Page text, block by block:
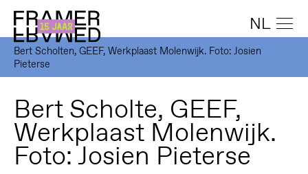
NL
Bert Scholten, GEEF, Werkplaast Molenwijk. Foto: Josien
Pieterse
Bert Scholte, GEEF,
Werkplaast Molenwijk.
Foto: Josien Pieterse